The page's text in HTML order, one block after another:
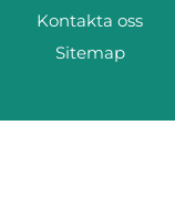
Kontakta oss
Sitemap